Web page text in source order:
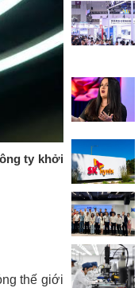
ty khởi
thế giới